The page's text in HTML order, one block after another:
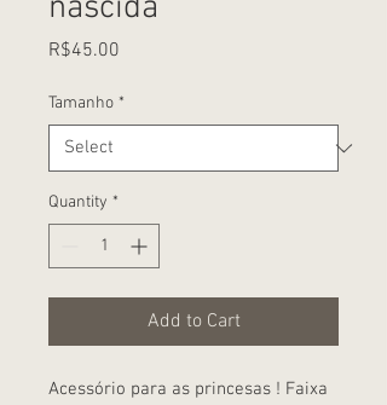
nascida
R$45.00
Tamanho *
Quantity *
Add to Cart
Acessório para as princesas ! Faixa